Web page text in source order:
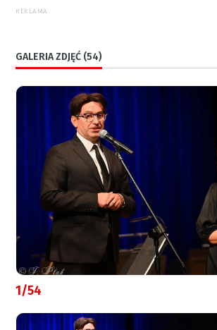
REKLAMA
GALERIA ZDJĘĆ (54)
1/54